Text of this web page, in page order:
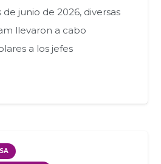
junio de 2026, diversas
llevaron a cabo
a los jefes